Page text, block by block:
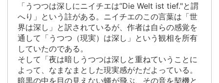
「うつつは深しにニイチエは“Die Welt ist tief."と謂
へり」という註がある。ニイチエのこの言葉は「世
界は深し」と訳されているが、作者は自らの感覚を
通して「うつつ（現実）は深し」という観相を所有
していたのである。
そして「夜は暗しうつつは深しと重ねていうことに
よって、なまなまとした現実感がただよっている。
暗黒の中を目の見えない蠅が飛ぶ、その音を契機と